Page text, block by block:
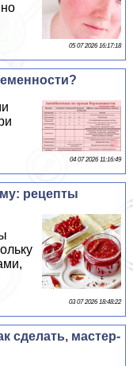
05 07 2026 16:17:18
04 07 2026 11:16:49
рецепты
03 07 2026 18:48:22
сделать, мастер-